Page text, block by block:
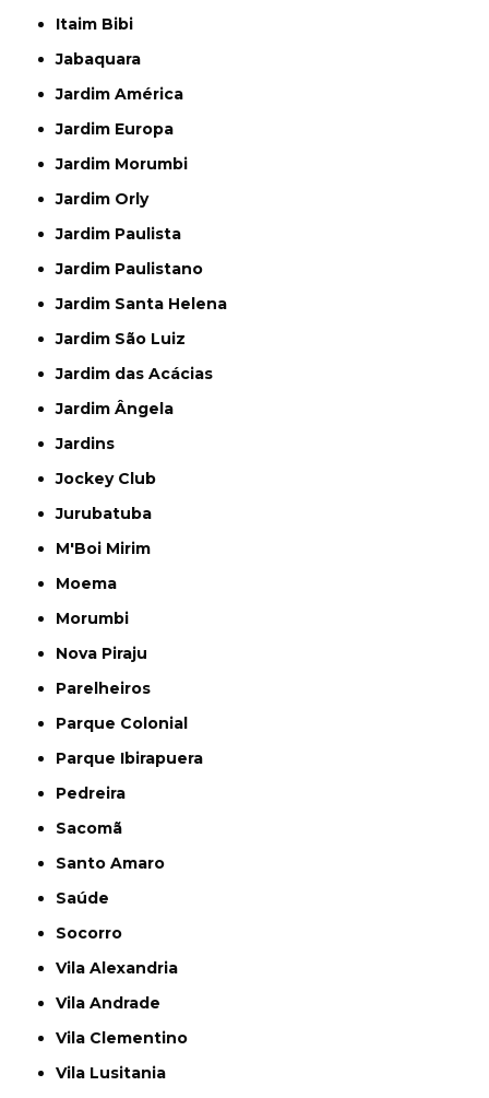
Itaim Bibi
Jabaquara
Jardim América
Jardim Europa
Jardim Morumbi
Jardim Orly
Jardim Paulista
Jardim Paulistano
Jardim Santa Helena
Jardim São Luiz
Jardim das Acácias
Jardim Ângela
Jardins
Jockey Club
Jurubatuba
M'Boi Mirim
Moema
Morumbi
Nova Piraju
Parelheiros
Parque Colonial
Parque Ibirapuera
Pedreira
Sacomã
Santo Amaro
Saúde
Socorro
Vila Alexandria
Vila Andrade
Vila Clementino
Vila Lusitania